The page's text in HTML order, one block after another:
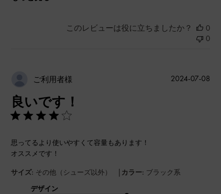
このレビューは役に立ちましたか？
0
0
ご利用者様
良いです！
思ってるより使いやすくて容量もあります！
オススメです！
サイズ: その他（シューズ以外） | カラー: ブラック系
デザイン
公
2024-07-08